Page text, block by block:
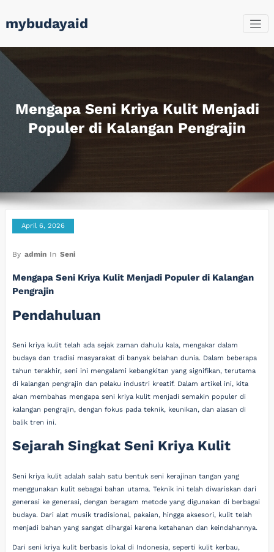
to
content
mybudayaid
Mengapa Seni Kriya Kulit Menjadi
Populer di Kalangan Pengrajin
April 6, 2026
By admin In Seni
Mengapa Seni Kriya Kulit Menjadi Populer di Kalangan
Pengrajin
Pendahuluan
Seni kriya kulit telah ada sejak zaman dahulu kala, mengakar dalam
budaya dan tradisi masyarakat di banyak belahan dunia. Dalam beberapa
tahun terakhir, seni ini mengalami kebangkitan yang signifikan, terutama
di kalangan pengrajin dan pelaku industri kreatif. Dalam artikel ini, kita
akan membahas mengapa seni kriya kulit menjadi semakin populer di
kalangan pengrajin, dengan fokus pada teknik, keunikan, dan alasan di
balik tren ini.
Sejarah Singkat Seni Kriya Kulit
Seni kriya kulit adalah salah satu bentuk seni kerajinan tangan yang
menggunakan kulit sebagai bahan utama. Teknik ini telah diwariskan dari
generasi ke generasi, dengan beragam metode yang digunakan di berbagai
budaya. Dari alat musik tradisional, pakaian, hingga aksesori, kulit telah
menjadi bahan yang sangat dihargai karena ketahanan dan keindahannya.
Dari seni kriya kulit berbasis lokal di Indonesia, seperti kulit kerbau,